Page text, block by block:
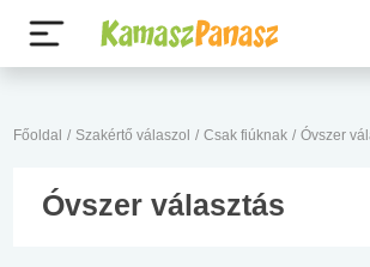
Főoldal / Szakértő válaszol / Csak fiúknak / Óvszer
Óvszer választás